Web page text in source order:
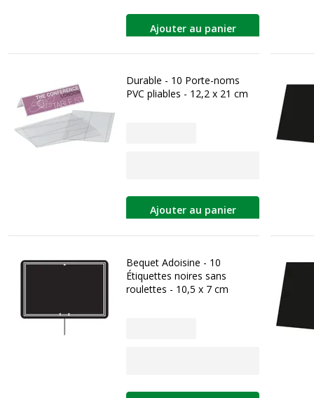
Ajouter au panier
Durable - 10 Porte-noms
PVC pliables - 12,2 x 21 cm
Ajouter au panier
Bequet Adoisine - 10
Étiquettes noires sans
roulettes - 10,5 x 7 cm